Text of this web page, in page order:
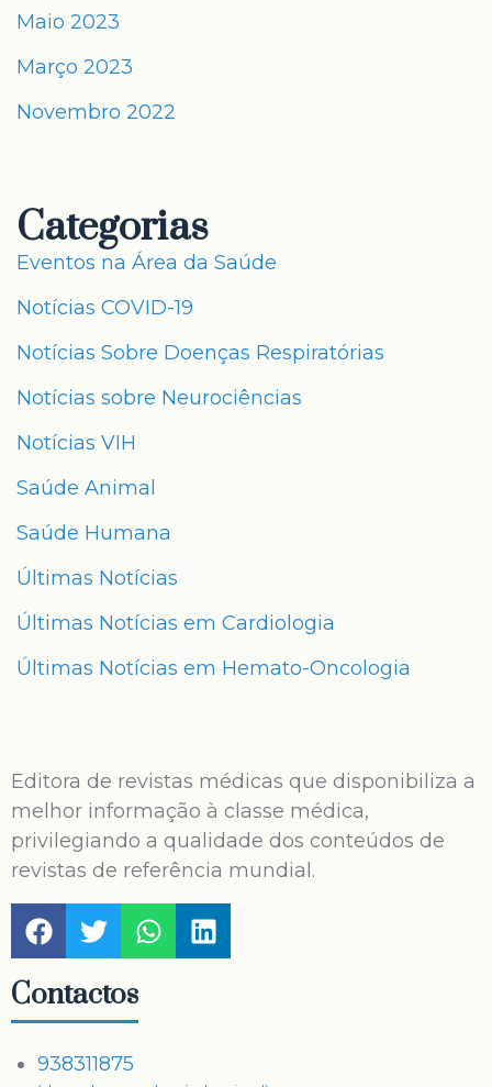
Maio 2023
Março 2023
Novembro 2022
Categorias
Eventos na Área da Saúde
Notícias COVID-19
Notícias Sobre Doenças Respiratórias
Notícias sobre Neurociências
Notícias VIH
Saúde Animal
Saúde Humana
Últimas Notícias
Últimas Notícias em Cardiologia
Últimas Notícias em Hemato-Oncologia
Editora de revistas médicas que disponibiliza a
melhor informação à classe médica,
privilegiando a qualidade dos conteúdos de
revistas de referência mundial.
Contactos
938311875